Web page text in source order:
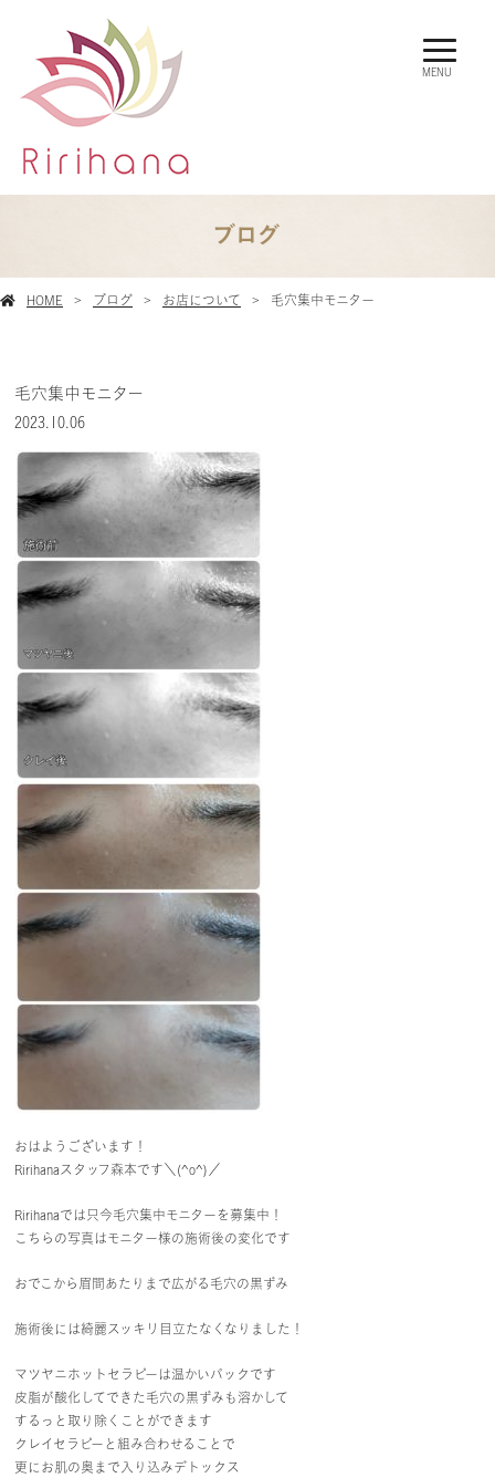
MENU
ブログ
HOME ブログ お店について 毛穴集中モニター
毛穴集中モニター
2023.10.06
おはようございます！
Ririhanaスタッフ森本です＼(^o^)／
Ririhanaでは只今毛穴集中モニターを募集中！
こちらの写真はモニター様の施術後の変化です
おでこから眉間あたりまで広がる毛穴の黒ずみ
施術後には綺麗スッキリ目立たなくなりました！
マツヤニホットセラピーは温かいパックです
皮脂が酸化してできた毛穴の黒ずみも溶かして
するっと取り除くことができます
クレイセラピーと組み合わせることで
更にお肌の奥まで入り込みデトックス